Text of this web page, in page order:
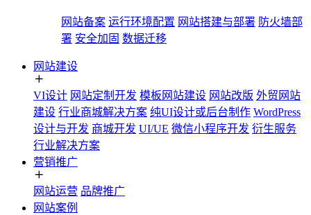
网站备案 运行环境配置 网站搭建与部署 防火墙部
署 安全加固 数据迁移
网站建设
VI设计 网站定制开发 模板网站建设 网站改版 外贸网站
建设 行业商城解决方案 纯UI设计或后台制作 WordPress
设计与开发 商城开发 UI/UE 微信小程序开发 衍生服务
行业解决方案
营销推广
网站运营 品牌推广
网站案例